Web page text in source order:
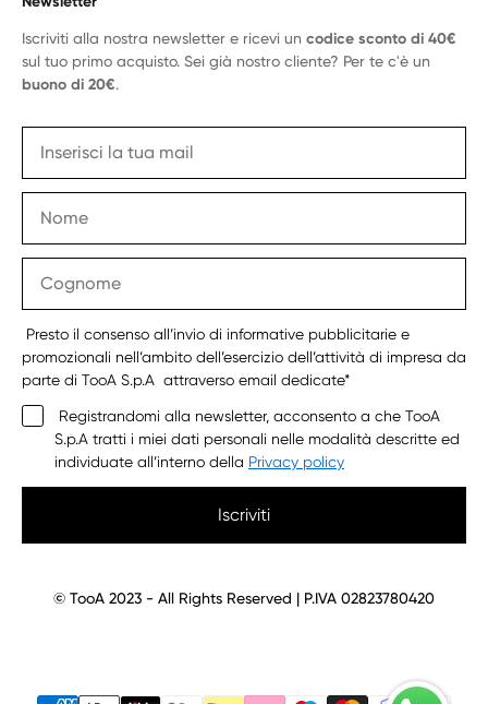
Iscriviti alla nostra newsletter e ricevi un codice sconto di 40€
sul tuo primo acquisto. Sei già nostro cliente? Per te c'è un
buono di 20€.
Presto il consenso all’invio di informative pubblicitarie e
promozionali nell’ambito dell’esercizio dell’attività di impresa da
parte di TooA S.p.A attraverso email dedicate*
Registrandomi alla newsletter, acconsento a che TooA
S.p.A tratti i miei dati personali nelle modalità descritte ed
individuate all’interno della Privacy policy
Iscriviti
© TooA 2023 - All Rights Reserved | P.IVA 02823780420